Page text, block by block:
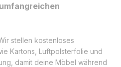
stellen kostenloses
Kartons, Luftpolsterfolie und
damit deine Möbel während